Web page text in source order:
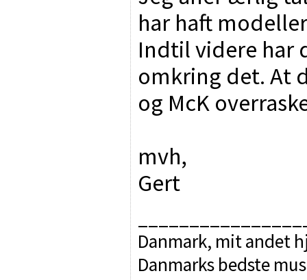
har haft
Indtil videre har
omkring det. At
og McK
mvh,
Gert
Danmark, mit andet
Danmarks bedste